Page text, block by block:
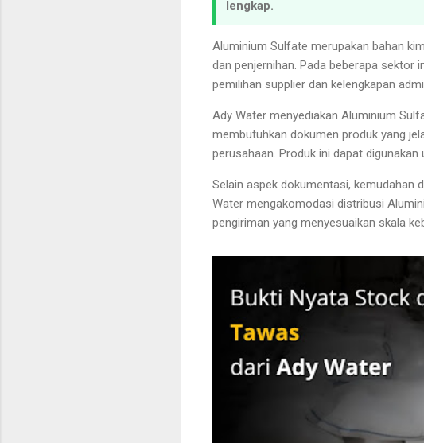
lengkap.
Aluminium Sulfate merupakan bahan
dan penjernihan. Pada beberapa sektor
pemilihan supplier dan kelengkapan
Ady Water menyediakan Aluminium
membutuhkan dokumen produk yang
perusahaan. Produk ini dapat
Selain aspek dokumentasi, kemudahan
Water mengakomodasi distribusi
pengiriman yang menyesuaikan skala